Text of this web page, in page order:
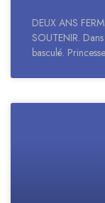
DEUX ANS
SOUTENIR.
basculé.